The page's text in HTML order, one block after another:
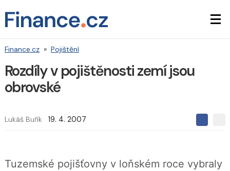
Finance.cz » Pojištění
Rozdíly v pojištěnosti zemí jsou
obrovské
Lukáš Buřík 19. 4. 2007
S
l
S
j
j
Tuzemské pojišťovny v loňském roce vybraly